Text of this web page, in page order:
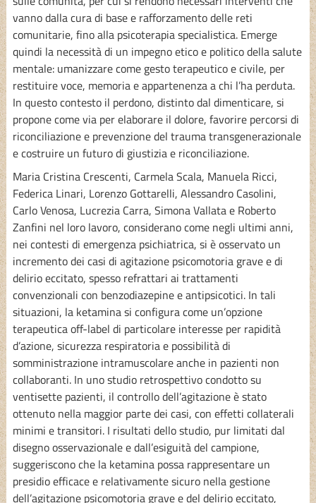
vanno dalla cura di base e rafforzamento delle reti
comunitarie, fino alla psicoterapia specialistica. Emerge
quindi la necessità di un impegno etico e politico della salute
mentale: umanizzare come gesto terapeutico e civile, per
restituire voce, memoria e appartenenza a chi l’ha perduta.
In questo contesto il perdono, distinto dal dimenticare, si
propone come via per elaborare il dolore, favorire percorsi di
riconciliazione e prevenzione del trauma transgenerazionale
e costruire un futuro di giustizia e riconciliazione.
Maria Cristina Crescenti, Carmela Scala, Manuela Ricci,
Federica Linari, Lorenzo Gottarelli, Alessandro Casolini,
Carlo Venosa, Lucrezia Carra, Simona Vallata e Roberto
Zanfini nel loro lavoro, considerano come negli ultimi anni,
nei contesti di emergenza psichiatrica, si è osservato un
incremento dei casi di agitazione psicomotoria grave e di
delirio eccitato, spesso refrattari ai trattamenti
convenzionali con benzodiazepine e antipsicotici. In tali
situazioni, la ketamina si configura come un’opzione
terapeutica off-label di particolare interesse per rapidità
d’azione, sicurezza respiratoria e possibilità di
somministrazione intramuscolare anche in pazienti non
collaboranti. In uno studio retrospettivo condotto su
ventisette pazienti, il controllo dell’agitazione è stato
ottenuto nella maggior parte dei casi, con effetti collaterali
minimi e transitori. I risultati dello studio, pur limitati dal
disegno osservazionale e dall’esiguità del campione,
suggeriscono che la ketamina possa rappresentare un
presidio efficace e relativamente sicuro nella gestione
dell’agitazione psicomotoria grave e del delirio eccitato,